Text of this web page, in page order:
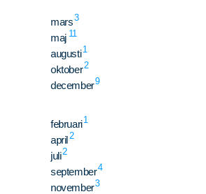
mars3
maj 11
augusti1
oktober2
december9
februari1
april2
juli2
september4
november3